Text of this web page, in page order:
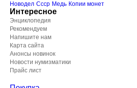
Новодел Ссср Медь Копии монет
Интересное
Энциклопедия
Рекомендуем
Напишите нам
Карта сайта
Анонсы новинок
Новости нумизматики
Прайс лист